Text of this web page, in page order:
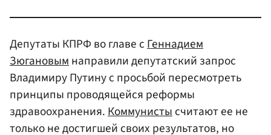
Депутаты КПРФ во главе сГеннадием
Зюгановымнаправили депутатский запрос
Владимиру Путину с просьбой пересмотреть
принципы проводящейся реформы
здравоохранения.Коммунистысчитают ее не
только не достигшей своих результатов, но